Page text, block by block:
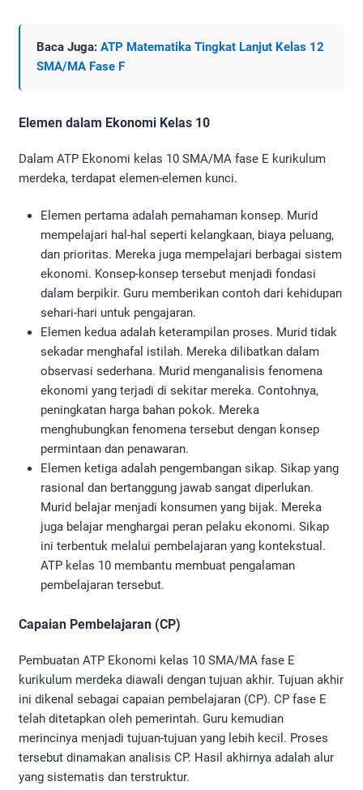
Baca Juga: ATP Matematika Tingkat Lanjut Kelas 12
SMA/MA Fase F
Elemen dalam Ekonomi Kelas 10
Dalam ATP Ekonomi kelas 10 SMA/MA fase E kurikulum
merdeka, terdapat elemen-elemen kunci.
Elemen pertama adalah pemahaman konsep. Murid
mempelajari hal-hal seperti kelangkaan, biaya peluang,
dan prioritas. Mereka juga mempelajari berbagai sistem
ekonomi. Konsep-konsep tersebut menjadi fondasi
dalam berpikir. Guru memberikan contoh dari kehidupan
sehari-hari untuk pengajaran.
Elemen kedua adalah keterampilan proses. Murid tidak
sekadar menghafal istilah. Mereka dilibatkan dalam
observasi sederhana. Murid menganalisis fenomena
ekonomi yang terjadi di sekitar mereka. Contohnya,
peningkatan harga bahan pokok. Mereka
menghubungkan fenomena tersebut dengan konsep
permintaan dan penawaran.
Elemen ketiga adalah pengembangan sikap. Sikap yang
rasional dan bertanggung jawab sangat diperlukan.
Murid belajar menjadi konsumen yang bijak. Mereka
juga belajar menghargai peran pelaku ekonomi. Sikap
ini terbentuk melalui pembelajaran yang kontekstual.
ATP kelas 10 membantu membuat pengalaman
pembelajaran tersebut.
Capaian Pembelajaran (CP)
Pembuatan ATP Ekonomi kelas 10 SMA/MA fase E
kurikulum merdeka diawali dengan tujuan akhir. Tujuan akhir
ini dikenal sebagai capaian pembelajaran (CP). CP fase E
telah ditetapkan oleh pemerintah. Guru kemudian
merincinya menjadi tujuan-tujuan yang lebih kecil. Proses
tersebut dinamakan analisis CP. Hasil akhirnya adalah alur
yang sistematis dan terstruktur.